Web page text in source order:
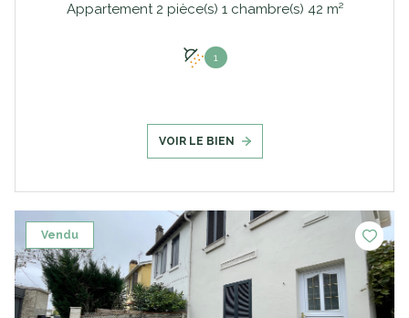
Appartement 2 pièce(s) 1 chambre(s) 42 m²
1
VOIR LE BIEN
Vendu